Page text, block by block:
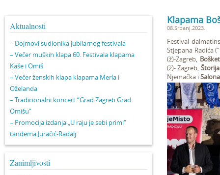
Aktualnosti
– Dojmovi sudionika jubilarnog festivala
– Večer muških klapa 60. Festivala klapama
Kaše i Omiš
– Večer ženskih klapa klapama Merla i
Oželanda
– Tradicionalni koncert “Grad Zagreb Grad
Omišu”
– Promocija izdanja „U raju je sebi primi“
tandema Juračić-Radalj
Zanimljivosti
Klapama
08.Srpanj.2023.
Festival
Stjepana Radića
(ž)-Zagreb, Bošket
(ž)- Zagreb,
Njemačka iSalona